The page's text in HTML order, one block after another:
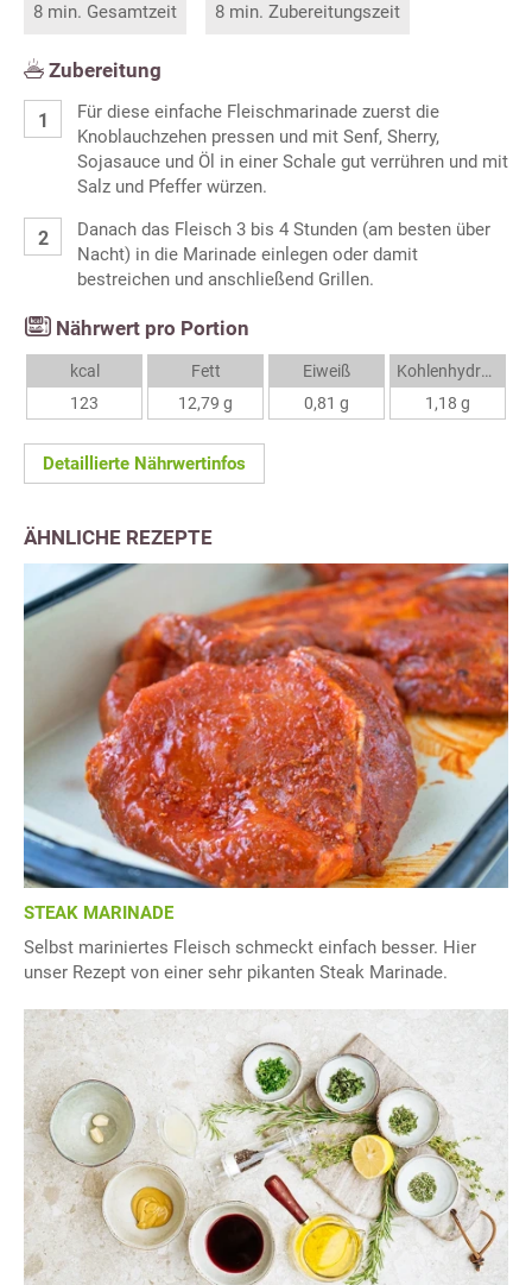
8 min. Gesamtzeit 8 min. Zubereitungszeit
Zubereitung
Für diese einfache Fleischmarinade zuerst die
Knoblauchzehen pressen und mit Senf, Sherry,
Sojasauce und Öl in einer Schale gut verrühren und mit
Salz und Pfeffer würzen.
Danach das Fleisch 3 bis 4 Stunden (am besten über
Nacht) in die Marinade einlegen oder damit
bestreichen und anschließend Grillen.
Nährwert pro Portion
kcal
123
Fett
12,79 g
Eiweiß
0,81 g
Kohlenhydrate
1,18 g
Detaillierte Nährwertinfos
ÄHNLICHE REZEPTE
STEAK MARINADE
Selbst mariniertes Fleisch schmeckt einfach besser. Hier
unser Rezept von einer sehr pikanten Steak Marinade.